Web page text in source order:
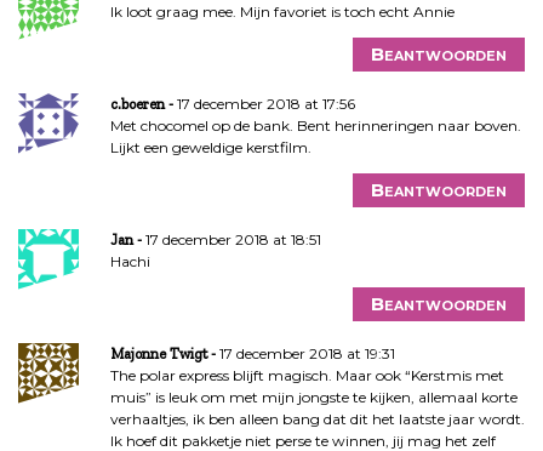
Ik loot graag mee. Mijn favoriet is toch echt Annie
Beantwoorden
c.boeren
17 december 2018 at 17:56
Met chocomel op de bank. Bent herinneringen naar boven.
Lijkt een geweldige kerstfilm.
Beantwoorden
Jan
17 december 2018 at 18:51
Hachi
Beantwoorden
Majonne Twigt
17 december 2018 at 19:31
The polar express blijft magisch. Maar ook “Kerstmis met
muis” is leuk om met mijn jongste te kijken, allemaal korte
verhaaltjes, ik ben alleen bang dat dit het laatste jaar wordt.
Ik hoef dit pakketje niet perse te winnen, jij mag het zelf